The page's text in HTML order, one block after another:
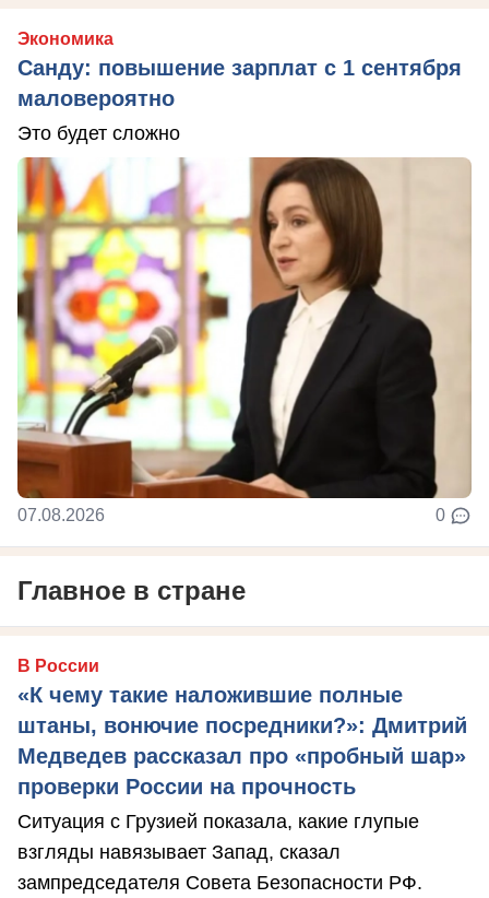
Экономика
Санду: повышение зарплат с 1 сентября
маловероятно
Это будет сложно
07.08.2026 0
Главное в стране
В России
«К чему такие наложившие полные
штаны, вонючие посредники?»: Дмитрий
Медведев рассказал про «пробный шар»
проверки России на прочность
Ситуация с Грузией показала, какие глупые
взгляды навязывает Запад, сказал
зампредседателя Совета Безопасности РФ.